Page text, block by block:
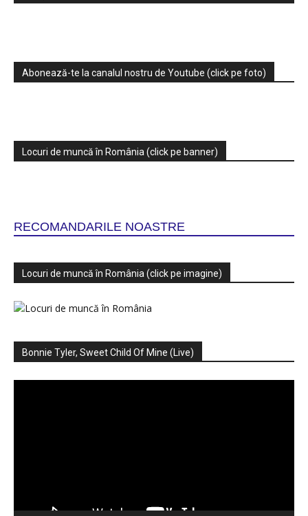
Abonează-te la canalul nostru de Youtube (click pe foto)
Locuri de muncă în România (click pe banner)
RECOMANDARILE NOASTRE
Locuri de muncă în România (click pe imagine)
Bonnie Tyler, Sweet Child Of Mine (Live)